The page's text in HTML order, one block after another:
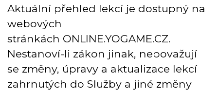
Aktuální přehled lekcí je dostupný na
webových
stránkách ONLINE.YOGAME.CZ.
Nestanoví-li zákon jinak, nepovažují
se změny, úpravy a aktualizace lekcí
zahrnutých do Služby a jiné změny